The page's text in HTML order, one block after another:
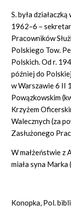
S. była
1962–6 –
Pracowników
Polskiego Tow.
Polskich. Od r.
później do
w Warszawie 6 II
Powązkowskim
Krzyżem
Walecznych (za
Zasłużonego
W małżeństwie z
miała syna Marka
Konopka, Pol.